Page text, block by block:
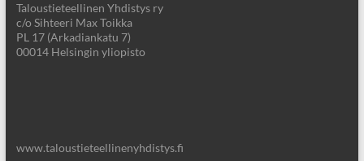
Taloustieteellinen Yhdistys ry
c/o Sihteeri Max Toikka
PL 17 (Arkadiankatu 7)
00014 Helsingin yliopisto
www.taloustieteellinenyhdistys.fi